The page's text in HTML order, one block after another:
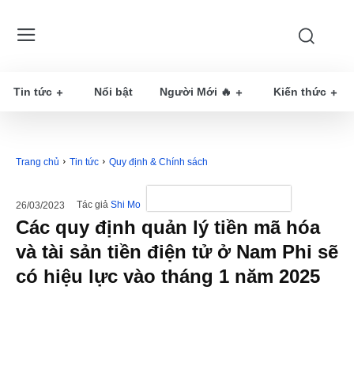
Tin tức Nổi bật Người Mới 🔥 Kiến thức
Trang chủ Tin tức Quy định & Chính sách
26/03/2023 Tác giả Shi Mo
Các quy định quản lý tiền mã hóa
và tài sản tiền điện tử ở Nam Phi sẽ
có hiệu lực vào tháng 1 năm 2025